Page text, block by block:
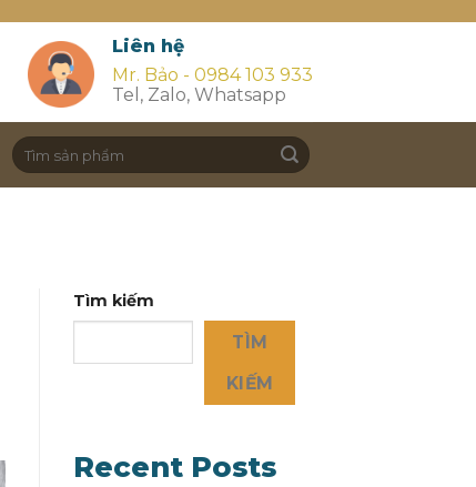
Liên hệ
Mr. Bảo - 0984 103 933
Tel, Zalo, Whatsapp
Search
for:
Tìm kiếm
TÌM
KIẾM
Recent Posts